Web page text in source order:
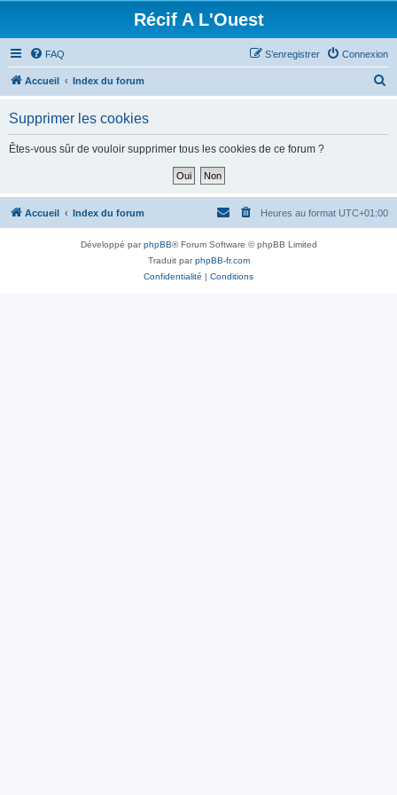
Récif A L'Ouest
FAQ Connexion
S’enregistrer
Accueil Index du forum
h
Supprimer les cookies
Êtes-vous sûr de vouloir supprimer tous les cookies de ce forum ?
Accueil Index du forum Heures au format UTC+01:00
Développé parphpBB® Forum Software © phpBB Limited
Traduit parphpBB-fr.com
Confidentialité | Conditions